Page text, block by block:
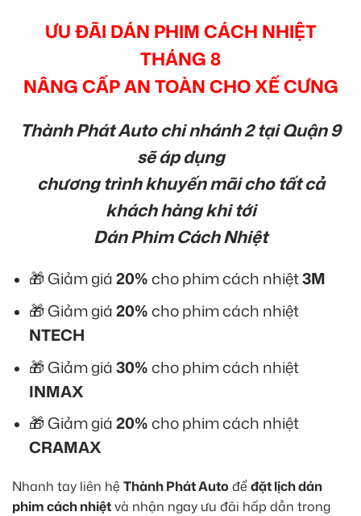
ƯU ĐÃI DÁN PHIM CÁCH NHIỆT
THÁNG 8
NÂNG CẤP AN TOÀN CHO XẾ CƯNG
Thành Phát Auto chi nhánh 2 tại Quận 9
sẽ áp dụng
chương trình khuyến mãi cho tất cả
khách hàng khi tới
Dán Phim Cách Nhiệt
🎁 Giảm giá20%cho phim cách nhiệt3M
🎁 Giảm giá20%cho phim cách nhiệt
NTECH
🎁 Giảm giá30%cho phim cách nhiệt
INMAX
🎁 Giảm giá20%cho phim cách nhiệt
CRAMAX
Nhanh tay liên hệ Thành Phát Auto đểđặt lịch dán
phim cách nhiệtvà nhận ngay ưu đãi hấp dẫn trong